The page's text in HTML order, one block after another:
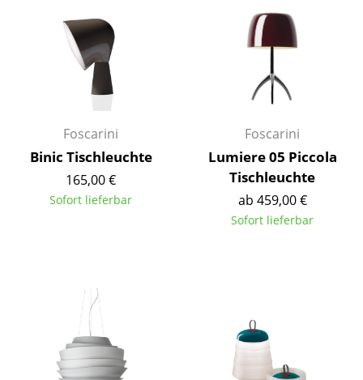
Bodenleuchten
Wandleuchten
Outdoor-Leuchten
Akkuleuchten
... alle Leuchten
Stapelbetten
Kinderbetten
Nachttische & Bettzubehör
Foscarini
Binic Tischleuchte
165,00 €
Sofort lieferbar
Foscarini
Lumiere 05 Piccola
Tischleuchte
ab 459,00 €
Sofort lieferbar